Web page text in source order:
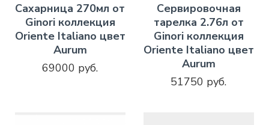
Сахарница 270мл от
Ginori коллекция
Oriente Italiano цвет
Aurum
69000 руб.
Сервировочная
тарелка 2.76л от
Ginori коллекция
Oriente Italiano цвет
Aurum
51750 руб.